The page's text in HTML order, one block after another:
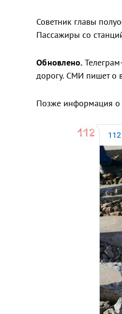
Советник главы
Пассажиры со
Обновлено.
дорогу. СМИ пишет о
Позже информация о